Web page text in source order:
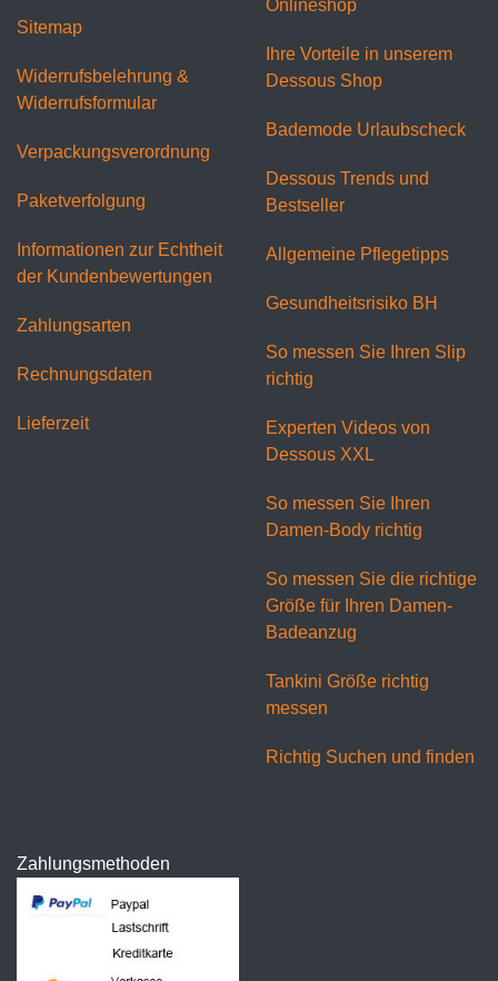
Sitemap
Widerrufsbelehrung &
Widerrufsformular
Verpackungsverordnung
Paketverfolgung
Informationen zur Echtheit
der Kundenbewertungen
Zahlungsarten
Rechnungsdaten
Lieferzeit
Onlineshop
Ihre Vorteile in unserem
Dessous Shop
Bademode Urlaubscheck
Dessous Trends und
Bestseller
Allgemeine Pflegetipps
Gesundheitsrisiko BH
So messen Sie Ihren Slip
richtig
Experten Videos von
Dessous XXL
So messen Sie Ihren
Damen-Body richtig
So messen Sie die richtige
Größe für Ihren Damen-
Badeanzug
Tankini Größe richtig
messen
Richtig Suchen und finden
Zahlungsmethoden